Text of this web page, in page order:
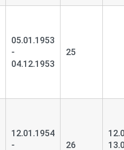
05.01.1953
-
04.12.1953
25
12.01.1954
-
26